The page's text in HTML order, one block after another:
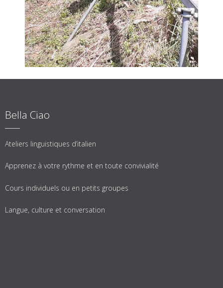
Bella Ciao
Ateliers linguistiques d’italien
Apprenez à votre rythme et en toute convivialité
Cours individuels ou en petits groupes
Langue, culture et conversation